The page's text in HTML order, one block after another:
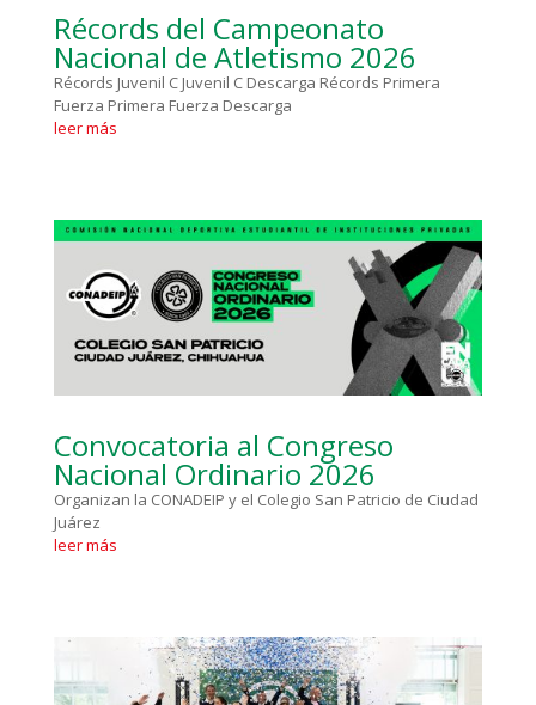
Récords del Campeonato
Nacional de Atletismo 2026
Récords Juvenil C Juvenil C Descarga Récords Primera
Fuerza Primera Fuerza Descarga
leer más
Convocatoria al Congreso
Nacional Ordinario 2026
Organizan la CONADEIP y el Colegio San Patricio de Ciudad
Juárez
leer más